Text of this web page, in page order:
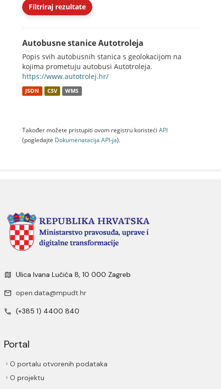
Filtriraj rezultate
Autobusne stanice Autotroleja
Popis svih autobusnih stanica s geolokacijom na
kojima prometuju autobusi Autotroleja.
https://www.autotrolej.hr/
JSON CSV WMS
Također možete pristupiti ovom registru koristeći API
(pogledajte Dokumenаtаcijа API-jа).